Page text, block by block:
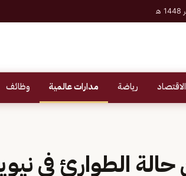
الاقتصاد رياضة مدارات عالمية وظائف
حالة الطوارئ في